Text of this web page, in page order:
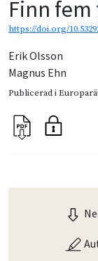
Finn
https://doi.org/
Erik Olsson
Magnus Ehn
Publicerad i